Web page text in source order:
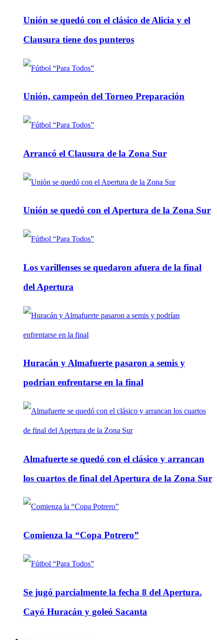
Unión se quedó con el clásico de Alicia y el
Clausura tiene dos punteros
Unión, campeón del Torneo Preparación
Arrancó el Clausura de la Zona Sur
Unión se quedó con el Apertura de la Zona Sur
Los varillenses se quedaron afuera de la final
del Apertura
Huracán y Almafuerte pasaron a semis y
podrían enfrentarse en la final
Almafuerte se quedó con el clásico y arrancan
los cuartos de final del Apertura de la Zona Sur
Comienza la “Copa Potrero”
Se jugó parcialmente la fecha 8 del Apertura.
Cayó Huracán y goleó Sacanta